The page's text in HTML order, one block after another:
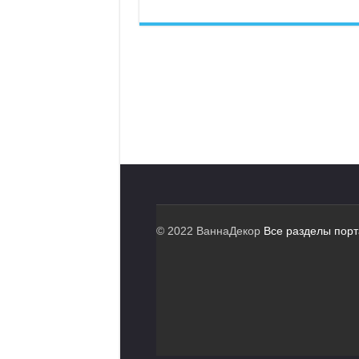
© 2022 ВаннаДекор Все разделы